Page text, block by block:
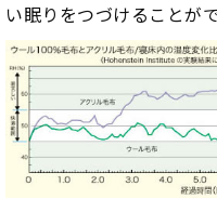
い眠りをつづけることがで